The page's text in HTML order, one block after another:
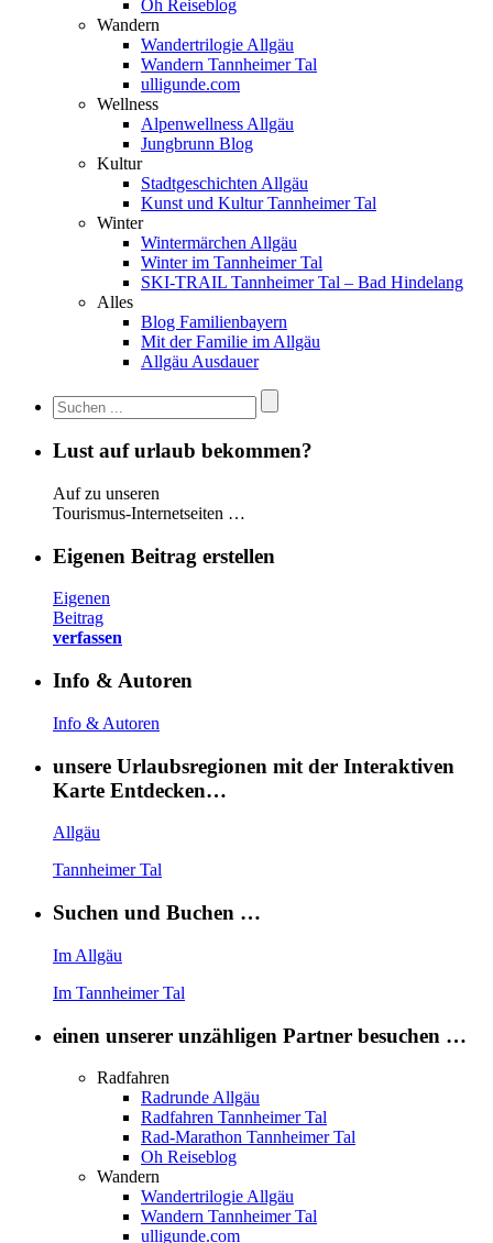
Oh Reiseblog
Wandern
Wandertrilogie Allgäu
Wandern Tannheimer Tal
ulligunde.com
Wellness
Alpenwellness Allgäu
Jungbrunn Blog
Kultur
Stadtgeschichten Allgäu
Kunst und Kultur Tannheimer Tal
Winter
Wintermärchen Allgäu
Winter im Tannheimer Tal
SKI-TRAIL Tannheimer Tal – Bad Hindelang
Alles
Blog Familienbayern
Mit der Familie im Allgäu
Allgäu Ausdauer
Lust auf urlaub bekommen?
Auf zu unseren
Tourismus-Internetseiten …
Eigenen Beitrag erstellen
Eigenen
Beitrag
verfassen
Info & Autoren
Info & Autoren
unsere Urlaubsregionen mit der Interaktiven
Karte Entdecken…
Allgäu
Tannheimer Tal
Suchen und Buchen …
Im Allgäu
Im Tannheimer Tal
einen unserer unzähligen Partner besuchen …
Radfahren
Radrunde Allgäu
Radfahren Tannheimer Tal
Rad-Marathon Tannheimer Tal
Oh Reiseblog
Wandern
Wandertrilogie Allgäu
Wandern Tannheimer Tal
ulligunde.com